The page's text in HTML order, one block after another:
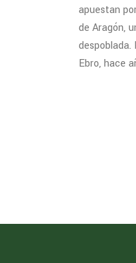
apuestan
de Aragón,
despoblada.
Ebro, hace